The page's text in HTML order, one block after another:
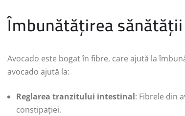
Îmbunătățirea
Avocado este bogat în fibre, care ajută la
avocado ajută la:
Reglarea tranzitului intestinal: Fibrele din
constipației.